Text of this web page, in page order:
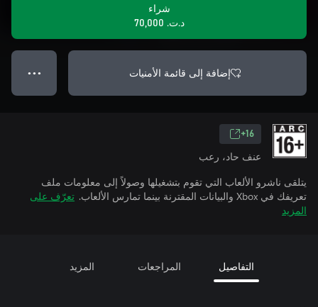
شراء
د.ت.‏ 70,000
إضافة إلى قائمة الأمنيات ● ● ●
16+
عنف حاد، رعب
يتلقى ناشرو الألعاب التي تقوم بتشغيلها وصولاً إلى معلومات ملف
تعريفك في Xbox والبيانات المقترنة بينما تمارس الألعاب.
تعرّف على
المزيد
التفاصيل المراجعات المزيد